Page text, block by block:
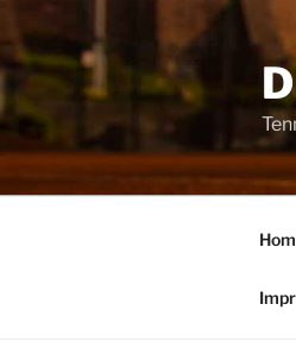
Inhalt
springen